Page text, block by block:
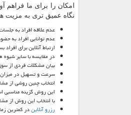
امکان را برای ما فراهم
نگاه عمیق تری به مزیت
عدم علاقه افراد به
عدم توانایی افراد به
ارتباط آنلاین برای
در مقایسه با سایر شیوه
بیان مشکلات فردی از
سرعت و تسهیل در میزان
انتخاب چنین روشی از
این روش گزینه مناسبی
با انتخاب این روش از
رزرو آنلایندر کمترین